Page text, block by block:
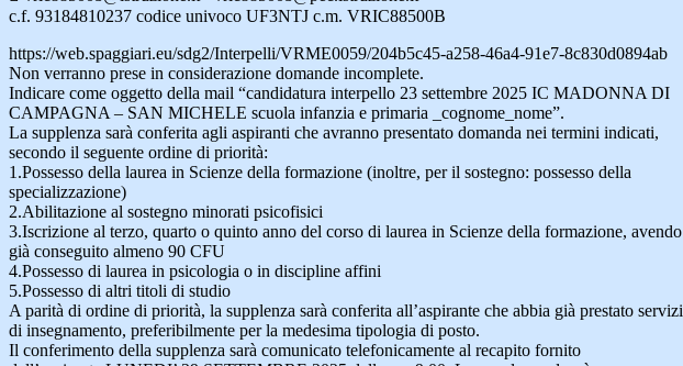
c.f. 93184810237 codice univoco UF3NTJ c.m. VRIC88500B
https://web.spaggiari.eu/sdg2/Interpelli/VRME0059/204b5c45-a258-46a4-91e7-8c830d0894ab
Non verranno prese in considerazione domande incomplete.
Indicare come oggetto della mail “candidatura interpello 23 settembre 2025 IC MADONNA DI
CAMPAGNA – SAN MICHELE scuola infanzia e primaria _cognome_nome”.
La supplenza sarà conferita agli aspiranti che avranno presentato domanda nei termini indicati,
secondo il seguente ordine di priorità:
1.Possesso della laurea in Scienze della formazione (inoltre, per il sostegno: possesso della
specializzazione)
2.Abilitazione al sostegno minorati psicofisici
3.Iscrizione al terzo, quarto o quinto anno del corso di laurea in Scienze della formazione, avendo
già conseguito almeno 90 CFU
4.Possesso di laurea in psicologia o in discipline affini
5.Possesso di altri titoli di studio
A parità di ordine di priorità, la supplenza sarà conferita all’aspirante che abbia già prestato servizi
di insegnamento, preferibilmente per la medesima tipologia di posto.
Il conferimento della supplenza sarà comunicato telefonicamente al recapito fornito